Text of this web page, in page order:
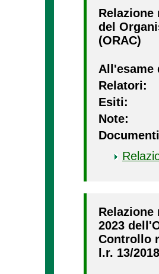
Relazione
del
(ORAC)
All'esame
Relatori:
Esiti:
Note:
Relazione
2023
Controllo
l.r. 13/2018